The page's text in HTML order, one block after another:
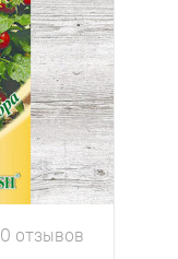
0 отзывов